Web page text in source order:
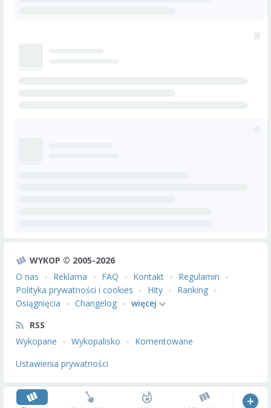
WYKOP © 2005-2026
O nas
Reklama FAQ Kontakt
Regulamin
Polityka prywatności i cookies
Hity
Ranking
Osiągnięcia
Changelog
więcej
RSS
Wykopane
Wykopalisko
Komentowane
Ustawienia prywatności